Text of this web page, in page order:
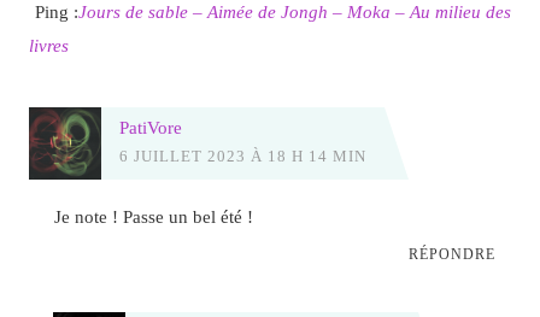
Ping :Jours de sable – Aimée de Jongh – Moka – Au milieu des
livres
PatiVore
6 JUILLET 2023 À 18 H 14 MIN
Je note ! Passe un bel été !
RÉPONDRE